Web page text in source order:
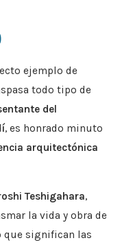
ejemplo de
todo tipo de
del
, es honrado minuto
arquitectónica
Teshigahara,
la vida y obra de
que significan las